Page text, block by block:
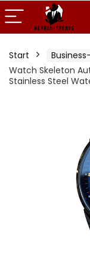
Start
Watch Skeleton
Stainless Steel